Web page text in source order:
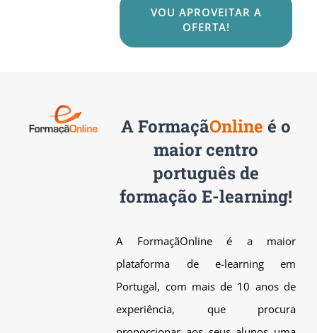
VOU APROVEITAR A
OFERTA!
AFormaçãOnline é o
maior centro
português de
formação E-learning!
A FormaçãOnline é a maior
plataforma de e-learning em
Portugal, com mais de 10 anos de
experiência, que procura